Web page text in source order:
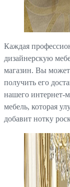
Каждая
дизайнерскую
магазин. Вы
получить его
нашего интернет-
мебель, которая
добавит нотку